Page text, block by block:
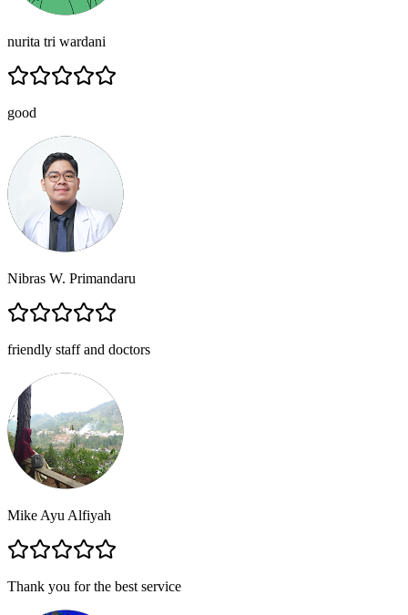
nurita tri wardani
good
Nibras W. Primandaru
friendly staff and doctors
Mike Ayu Alfiyah
Thank you for the best service